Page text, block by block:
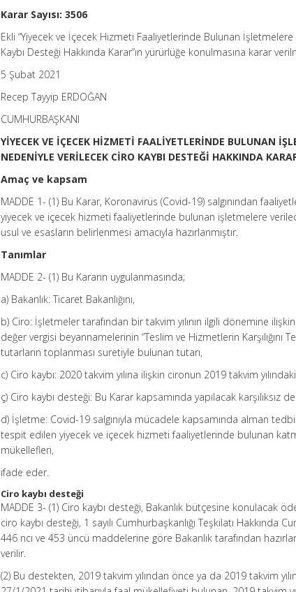
Karar Sayısı: 3506
Ekli “Yiyecek ve İçecek Hizmeti Faaliyetlerinde Bulunan
Kaybı Desteği Hakkında Karar”ın yürürlüğe konulmasına karar
5 Şubat 2021
Recep Tayyip ERDOĞAN
CUMHURBAŞKANI
YİYECEK VE İÇECEK HİZMETİ FAALİYETLERİNDE BULUNAN
NEDENİYLE VERİLECEK CİRO KAYBI DESTEĞİ HAKKINDA
Amaç ve kapsam
MADDE 1- (1) Bu Karar, Koronavirüs (Covid-19) salgınından
yiyecek ve içecek hizmeti faaliyetlerinde bulunan işletmelere
usul ve esasların belirlenmesi amacıyla hazırlanmıştır.
Tanımlar
MADDE 2- (1) Bu Kararın uygulanmasında;
a) Bakanlık: Ticaret Bakanlığını,
b) Ciro: İşletmeler tarafından bir takvim yılının ilgili dönemine
değer vergisi beyannamelerinin “Teslim ve Hizmetlerin Karşılığını
tutarların toplanması suretiyle bulunan tutarı,
c) Ciro kaybı: 2020 takvim yılına ilişkin cironun 2019 takvim
ç) Ciro kaybı desteği: Bu Karar kapsamında yapılacak karşılıksız
d) İşletme: Covid-19 salgınıyla mücadele kapsamında alman
tespit edilen yiyecek ve içecek hizmeti faaliyetlerinde bulunan
mükellefleri,
ifade eder.
Ciro kaybı desteği
MADDE 3- (1) Ciro kaybı desteği, Bakanlık bütçesine konulacak
ciro kaybı desteği, 1 sayılı Cumhurbaşkanlığı Teşkilatı Hakkında
446 ncı ve 453 üncü maddelerine göre Bakanlık tarafından
verilir.
(2) Bu destekten, 2019 takvim yılından önce ya da 2019 takvim